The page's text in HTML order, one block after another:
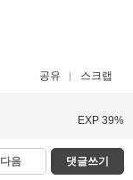
공유 스크랩
EXP 39%
다음 댓글쓰기